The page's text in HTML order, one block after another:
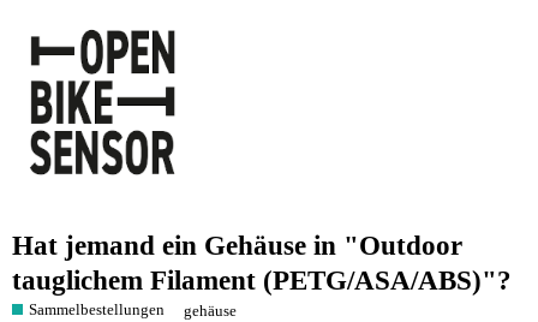
Hat jemand ein Gehäuse in "Outdoor
tauglichem Filament (PETG/ASA/ABS)"?
Sammelbestellungen gehäuse